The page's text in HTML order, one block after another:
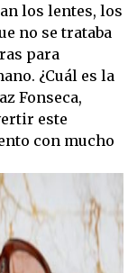
los lentes, los
no se trataba
para
¿Cuál es la
Fonseca,
este
con mucho